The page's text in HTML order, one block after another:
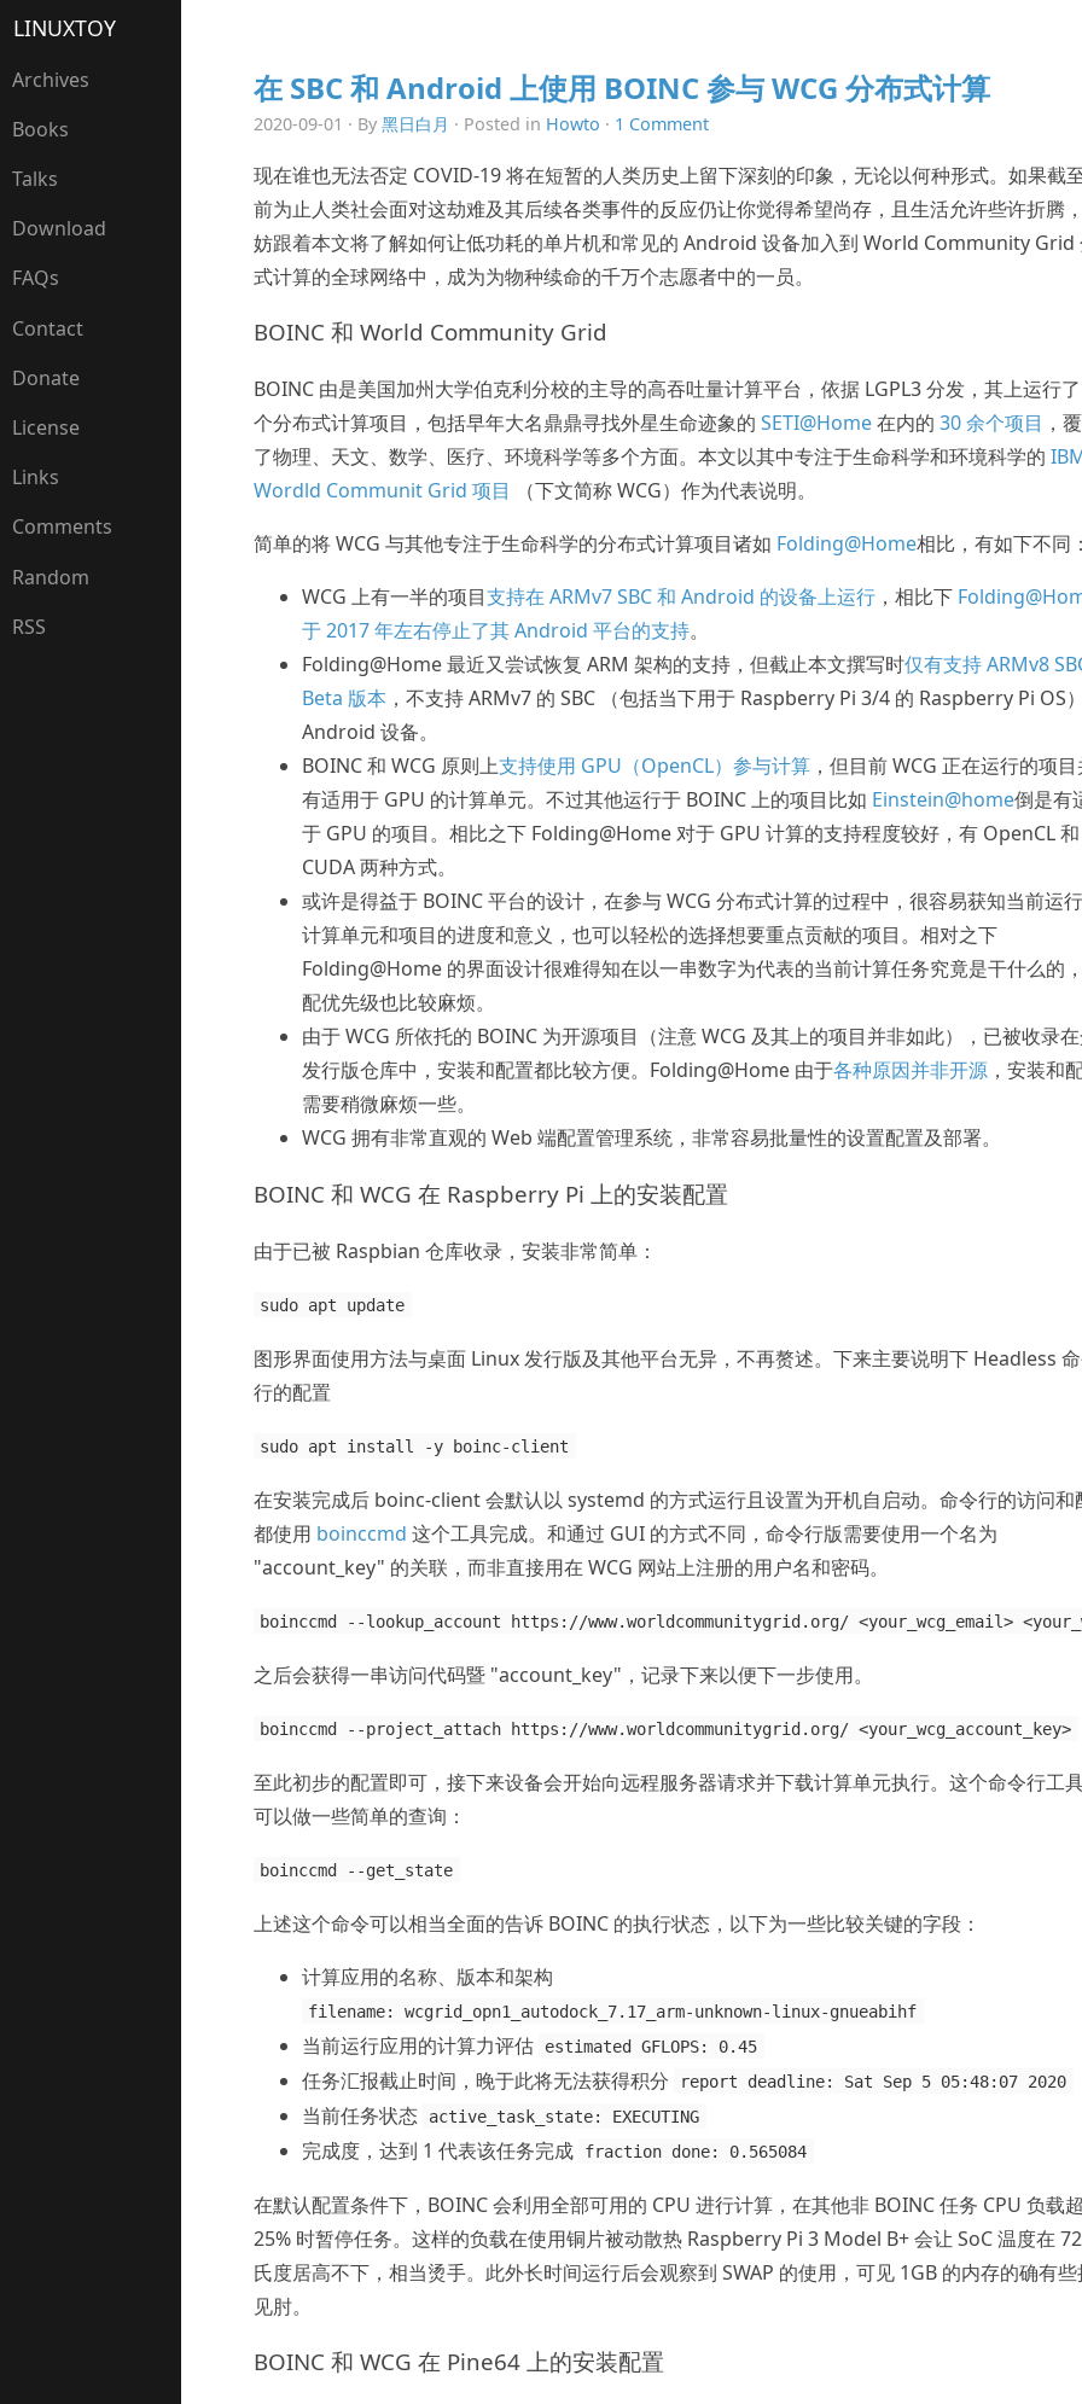
LINUXTOY
Archives
Books
Talks
Download
FAQs
Contact
Donate
License
Links
Comments
Random
RSS
在 SBC 和 Android 上使用 BOINC 参与 WCG 分布式计算
2020-09-01 · By 黑日白月 · Posted in Howto · 1 Comment
现在谁也无法否定 COVID-19 将在短暂的人类历史上留下深刻的印象，无论以何种形式。如果截
前为止人类社会面对这劫难及其后续各类事件的反应仍让你觉得希望尚存，且生活允许些许折腾
妨跟着本文将了解如何让低功耗的单片机和常见的 Android 设备加入到 World Community Grid
式计算的全球网络中，成为为物种续命的千万个志愿者中的一员。
BOINC 和 World Community Grid
BOINC 由是美国加州大学伯克利分校的主导的高吞吐量计算平台，依据 LGPL3 分发，其上运行
个分布式计算项目，包括早年大名鼎鼎寻找外星生命迹象的 SETI@Home在内的 30 余个项目 ，
了物理、天文、数学、医疗、环境科学等多个方面。本文以其中专注于生命科学和环境科学的
Wordld Communit Grid 项目
（下文简称 WCG）作为代表说明。
简单的将 WCG 与其他专注于生命科学的分布式计算项目诸如 Folding@Home相比，有如下不同
WCG 上有一半的项目支持在 ARMv7 SBC 和 Android 的设备上运行，相比下
于 2017 年左右停止了其 Android 平台的支持。
Folding@Home 最近又尝试恢复 ARM 架构的支持，但截止本文撰写时仅有支持 ARMv8
Beta 版本 ，不支持 ARMv7 的 SBC （包括当下用于 Raspberry Pi 3/4 的 Raspberry Pi OS
Android 设备。
BOINC 和 WCG 原则上支持使用 GPU（OpenCL）参与计算，但目前 WCG 正在运行的项
有适用于 GPU 的计算单元。不过其他运行于 BOINC 上的项目比如 Einstein@home倒是有
于 GPU 的项目。相比之下 Folding@Home 对于 GPU 计算的支持程度较好，有 OpenCL 和
CUDA 两种方式。
或许是得益于 BOINC 平台的设计，在参与 WCG 分布式计算的过程中，很容易获知当前运
计算单元和项目的进度和意义，也可以轻松的选择想要重点贡献的项目。相对之下
Folding@Home 的界面设计很难得知在以一串数字为代表的当前计算任务究竟是干什么的
配优先级也比较麻烦。
由于 WCG 所依托的 BOINC 为开源项目（注意 WCG 及其上的项目并非如此），已被收录
发行版仓库中，安装和配置都比较方便。Folding@Home 由于各种原因并非开源，安装和
需要稍微麻烦一些。
WCG 拥有非常直观的 Web 端配置管理系统，非常容易批量性的设置配置及部署。
BOINC 和 WCG 在 Raspberry Pi 上的安装配置
由于已被 Raspbian 仓库收录，安装非常简单：
sudo apt update
图形界面使用方法与桌面 Linux 发行版及其他平台无异，不再赘述。下来主要说明下 Headless
行的配置
sudo apt install -y boinc-client
在安装完成后 boinc-client 会默认以 systemd 的方式运行且设置为开机自启动。命令行的访问和
都使用 boinccmd 这个工具完成。和通过 GUI 的方式不同，命令行版需要使用一个名为
"account_key" 的关联，而非直接用在 WCG 网站上注册的用户名和密码。
boinccmd --lookup_account https://www.worldcommunitygrid.org/ <your_wcg_email>
之后会获得一串访问代码暨 "account_key"，记录下来以便下一步使用。
boinccmd --project_attach https://www.worldcommunitygrid.org/ <your_wcg_account_key>
至此初步的配置即可，接下来设备会开始向远程服务器请求并下载计算单元执行。这个命令行工
可以做一些简单的查询：
boinccmd --get_state
上述这个命令可以相当全面的告诉 BOINC 的执行状态，以下为一些比较关键的字段：
计算应用的名称、版本和架构
filename: wcgrid_opn1_autodock_7.17_arm-unknown-linux-gnueabihf
当前运行应用的计算力评估 estimated GFLOPS: 0.45
任务汇报截止时间，晚于此将无法获得积分 report deadline: Sat Sep 5 05:48:07 2020
当前任务状态 active_task_state: EXECUTING
完成度，达到 1 代表该任务完成 fraction done: 0.565084
在默认配置条件下，BOINC 会利用全部可用的 CPU 进行计算，在其他非 BOINC 任务 CPU 负载
25% 时暂停任务。这样的负载在使用铜片被动散热 Raspberry Pi 3 Model B+ 会让 SoC 温度在
氏度居高不下，相当烫手。此外长时间运行后会观察到 SWAP 的使用，可见 1GB 的内存的确有
见肘。
BOINC 和 WCG 在 Pine64 上的安装配置